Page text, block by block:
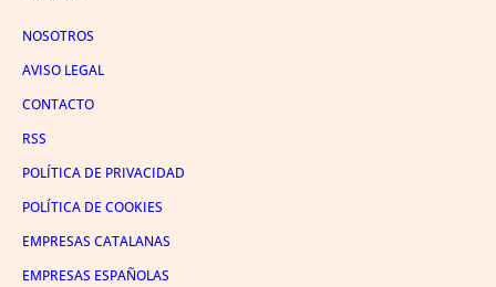
NOSOTROS
AVISO LEGAL
CONTACTO
RSS
POLÍTICA DE PRIVACIDAD
POLÍTICA DE COOKIES
EMPRESAS CATALANAS
EMPRESAS ESPAÑOLAS